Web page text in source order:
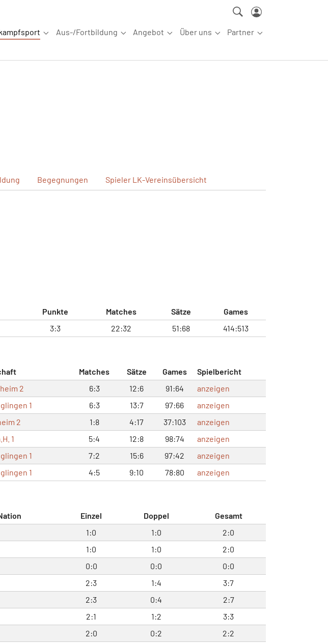
for "Blog" Submenu for "Wettkampfsport"
Aus-/Fortbildung
Submenu for "Aus-/Fortbildung"
Angebot
Submenu for "Angebot"
Über uns
Submenu for "Über uns"
Partner
Submenu for
Begegnungen Spieler LK-Vereinsübersicht
Punkte Matches Sätze
Games
3:3 22:32 51:68 414:513
Matches Sätze Games
Spielbericht
2 6:3 12:6 91:64
anzeigen
1 6:3 13:7 97:66
anzeigen
2 1:8 4:17 37:103
anzeigen
1 5:4 12:8 98:74
anzeigen
1 7:2 15:6 97:42
anzeigen
1 4:5 9:10 78:80 anzeigen
Einzel Doppel
Gesamt
1:0 1:0
2:0
1:0 1:0
2:0
0:0 0:0
0:0
2:3 1:4
3:7
2:3 0:4
2:7
2:1 1:2
3:3
2:0 0:2
2:2